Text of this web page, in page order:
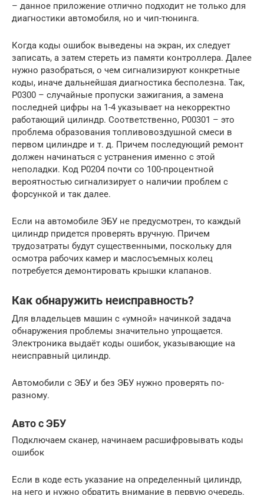
– данное приложение отлично подходит не только для
диагностики автомобиля, но и чип-тюнинга.
Когда коды ошибок выведены на экран, их следует
записать, а затем стереть из памяти контроллера. Далее
нужно разобраться, о чем сигнализируют конкретные
коды, иначе дальнейшая диагностика бесполезна. Так,
P0300 – случайные пропуски зажигания, а замена
последней цифры на 1-4 указывает на некорректно
работающий цилиндр. Соответственно, Р00301 – это
проблема образования топливовоздушной смеси в
первом цилиндре и т. д. Причем последующий ремонт
должен начинаться с устранения именно с этой
неполадки. Код P0204 почти со 100-процентной
вероятностью сигнализирует о наличии проблем с
форсункой и так далее.
Если на автомобиле ЭБУ не предусмотрен, то каждый
цилиндр придется проверять вручную. Причем
трудозатраты будут существенными, поскольку для
осмотра рабочих камер и маслосъемных колец
потребуется демонтировать крышки клапанов.
Как обнаружить неисправность?
Для владельцев машин с «умной» начинкой задача
обнаружения проблемы значительно упрощается.
Электроника выдаёт коды ошибок, указывающие на
неисправный цилиндр.
Автомобили с ЭБУ и без ЭБУ нужно проверять по-
разному.
Авто с ЭБУ
Подключаем сканер, начинаем расшифровывать коды
ошибок
Если в коде есть указание на определенный цилиндр,
на него и нужно обратить внимание в первую очередь.